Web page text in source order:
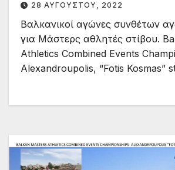
live streaming 09:00 28/
28 ΑΥΓΟΎΣΤΟΥ, 2022
Βαλκανικοί αγώνες συνθέτων
για Μάστερς αθλητές στίβου.
Athletics Combined Events
Alexandroupolis, “Fotis Kosmas”